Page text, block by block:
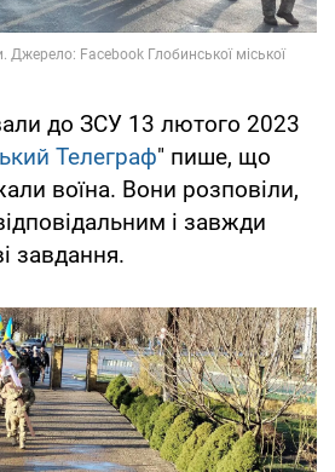
до ЗСУ 13 лютого 2023
Телеграф" пише, що
воїна. Вони розповіли,
і завжди
завдання.